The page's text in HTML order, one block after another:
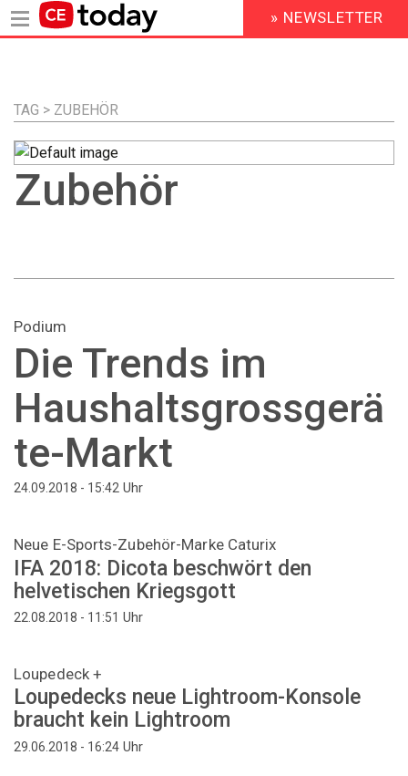
Inhalt
HEADER
MENU
» NEWSLETTER
TAG > ZUBEHÖR
Zubehör
Podium
Die Trends im
Haushaltsgrossgerä
te-Markt
24.09.2018 - 15:42 Uhr
Neue E-Sports-Zubehör-Marke Caturix
IFA 2018: Dicota beschwört den
helvetischen Kriegsgott
22.08.2018 - 11:51 Uhr
Loupedeck +
Loupedecks neue Lightroom-Konsole
braucht kein Lightroom
29.06.2018 - 16:24 Uhr